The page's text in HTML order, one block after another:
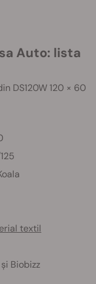
DS120W 120 × 60
textil
Biobizz